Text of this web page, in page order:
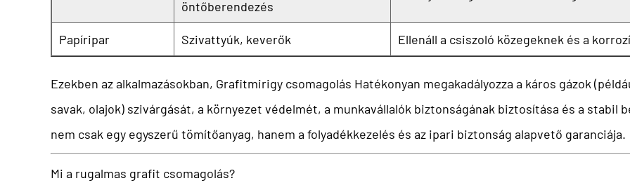
öntőberendezés
Papíripar Szivattyúk, keverők Ellenáll a csiszoló közegeknek és a
Ezekben az alkalmazásokban, Grafitmirigy csomagolás Hatékonyan megakadályozza a káros gázok
savak, olajok) szivárgását, a környezet védelmét, a munkavállalók biztonságának biztosítása és a stabil
nem csak egy egyszerű tömítőanyag, hanem a folyadékkezelés és az ipari biztonság alapvető garanciája.
Mi a rugalmas grafit csomagolás?